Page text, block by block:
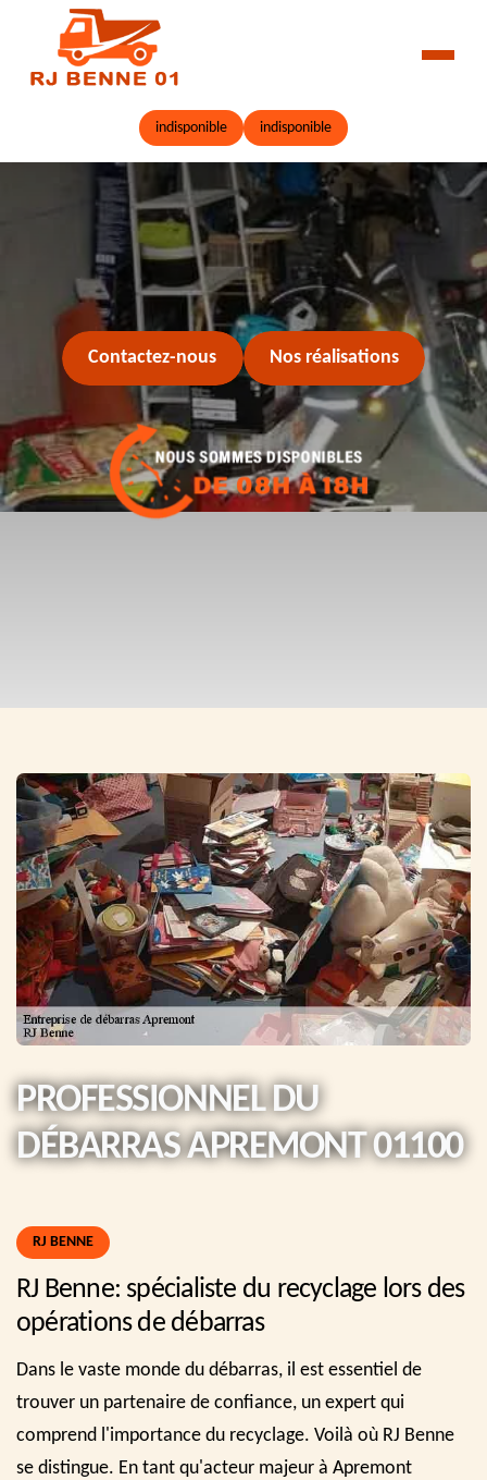
indisponible indisponible
Contactez-nous Nos réalisations
PROFESSIONNEL DU
DÉBARRAS APREMONT 01100
RJ BENNE
RJ Benne: spécialiste du recyclage lors des
opérations de débarras
Dans le vaste monde du débarras, il est essentiel de
trouver un partenaire de confiance, un expert qui
comprend l'importance du recyclage. Voilà où RJ Benne
se distingue. En tant qu'acteur majeur à Apremont